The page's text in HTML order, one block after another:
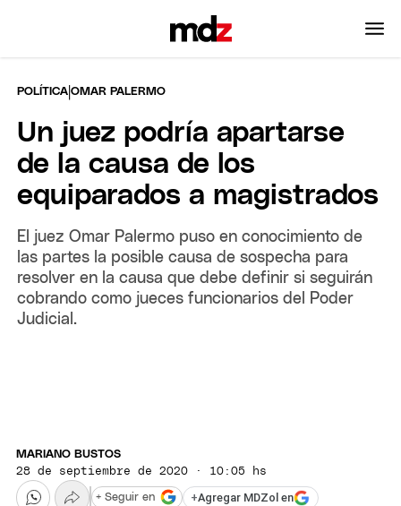
POLÍTICA |OMAR PALERMO
Un juez podría apartarse
de la causa de los
equiparados a magistrados
El juez Omar Palermo puso en conocimiento de
las partes la posible causa de sospecha para
resolver en la causa que debe definir si seguirán
cobrando como jueces funcionarios del Poder
Judicial.
MARIANO BUSTOS
28 de septiembre de 2020 · 10:05 hs
+Agregar MDZol en
+ Seguir en